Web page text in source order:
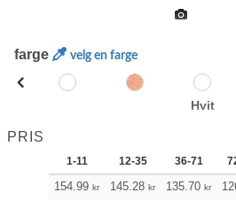
farge velg en farge
Hvit
PRIS
1-11 12-35 36-71
154.99 kr 145.28 kr 135.70 kr